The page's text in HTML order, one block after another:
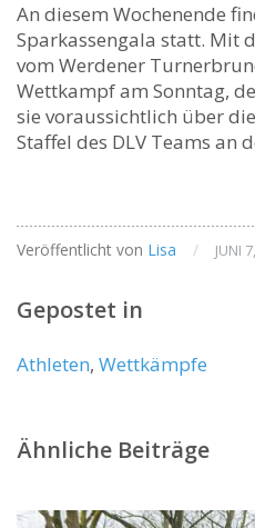
An diesem Wochenende
Sparkassengala statt. Mit
vom Werdener
Wettkampf am Sonntag,
sie voraussichtlich über
Staffel des DLV Teams an
Veröffentlicht von Lisa / JUNI
Gepostet in
Athleten, Wettkämpfe
Ähnliche Beiträge